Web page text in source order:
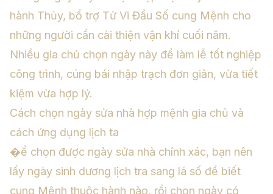
hành Thủy, bổ trợ Tử Vi Đẩu Số cung Mệnh cho
những người cần cải thiện vận khí cuối năm.
Nhiều gia chủ chọn ngày này để làm lễ tốt nghiệp
công trình, cúng bái nhập trạch đơn giản, vừa tiết
kiệm vừa hợp lý.
Cách chọn ngày sửa nhà hợp mệnh gia chủ và
cách ứng dụng lịch ta
�ể chọn được ngày sửa nhà chính xác, bạn nên
lấy ngày sinh dương lịch tra sang lá số để biết
cung Mệnh thuộc hành nào, rồi chọn ngày có